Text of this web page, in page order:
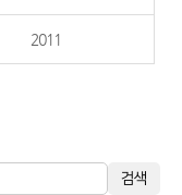
2011
검색